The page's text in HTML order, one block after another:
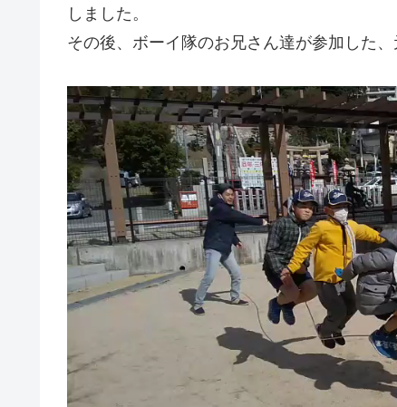
しました。
その後、ボーイ隊のお兄さん達が参加した
動
画
プ
レ
ー
ヤ
ー